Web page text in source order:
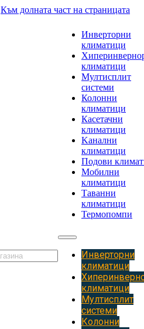
Към долната част на страницата
Инверторни
климатици
климатици
Мултисплит
системи
Колонни
климатици
Касетачни
климатици
Kанални
климатици
Подови
Мобилни
климатици
Таванни
климатици
Термопомпи
Инверторни
климатици
климатици
Мултисплит
системи
Колонни